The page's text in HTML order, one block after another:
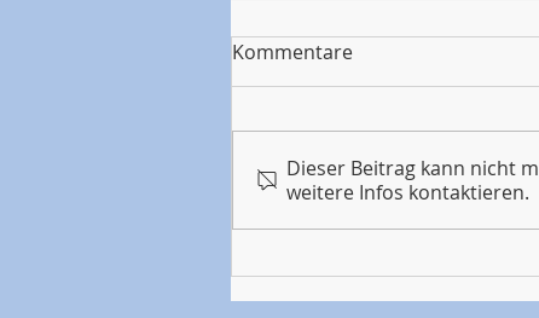
"WSW in Motion"
Kommentare
Dieser Beitrag kann nicht
weitere Infos kontaktieren.